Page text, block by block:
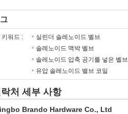
키워드 : 실린더 솔레노이드 벨브
솔레노이드 맥박 벨브
솔레노이드 압축 공기를 넣은 벨브
유압 솔레노이드 밸브 코일
처 세부 사항
Brando Hardware Co., Ltd